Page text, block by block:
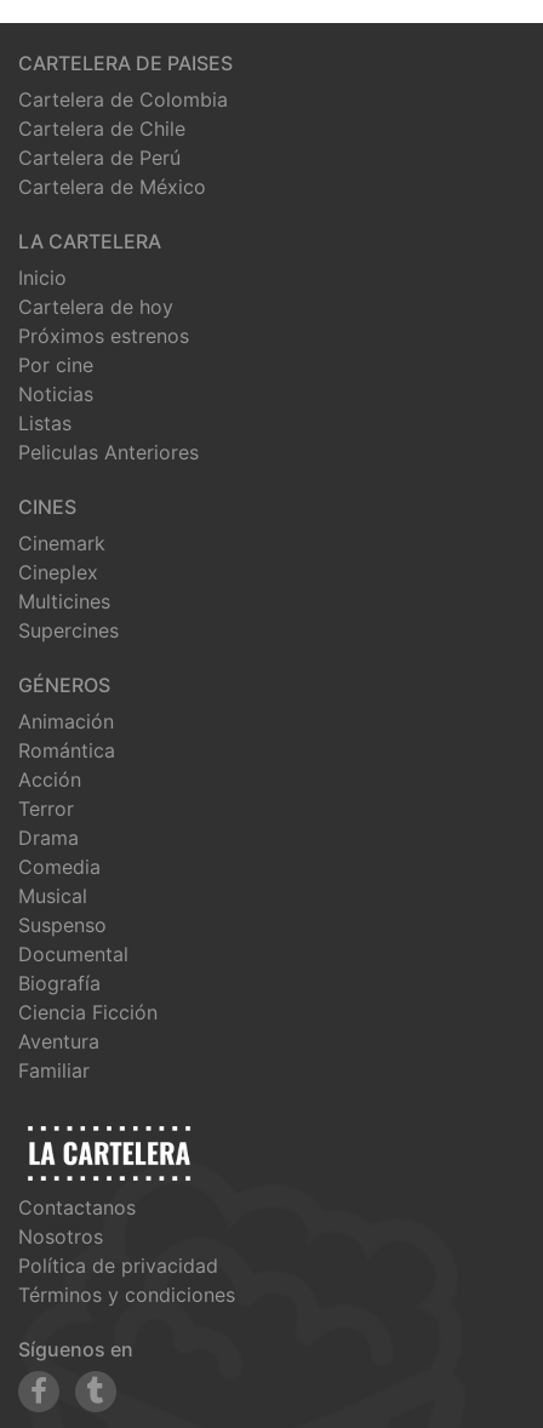
CARTELERA DE PAISES
Cartelera de Colombia
Cartelera de Chile
Cartelera de Perú
Cartelera de México
LA CARTELERA
Inicio
Cartelera de hoy
Próximos estrenos
Por cine
Noticias
Listas
Peliculas Anteriores
CINES
Cinemark
Cineplex
Multicines
Supercines
GÉNEROS
Animación
Romántica
Acción
Terror
Drama
Comedia
Musical
Suspenso
Documental
Biografía
Ciencia Ficción
Aventura
Familiar
Contactanos
Nosotros
Política de privacidad
Términos y condiciones
Síguenos en